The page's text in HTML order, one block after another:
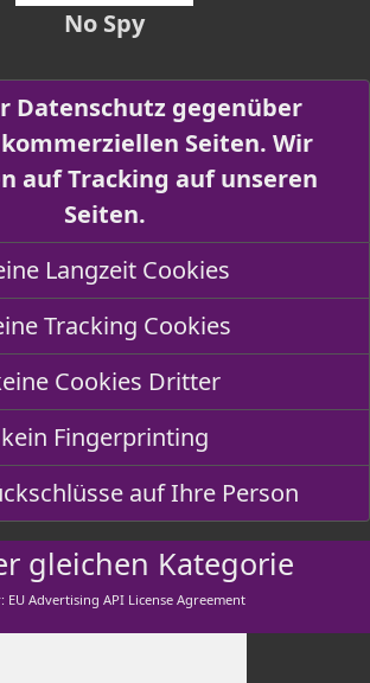
No Spy
Datenschutz gegenüber
Seiten. Wir
auf Tracking auf unseren
Seiten.
Langzeit Cookies
Tracking Cookies
Cookies Dritter
kein Fingerprinting
auf Ihre Person
gleichen Kategorie
EU Advertising API License Agreement